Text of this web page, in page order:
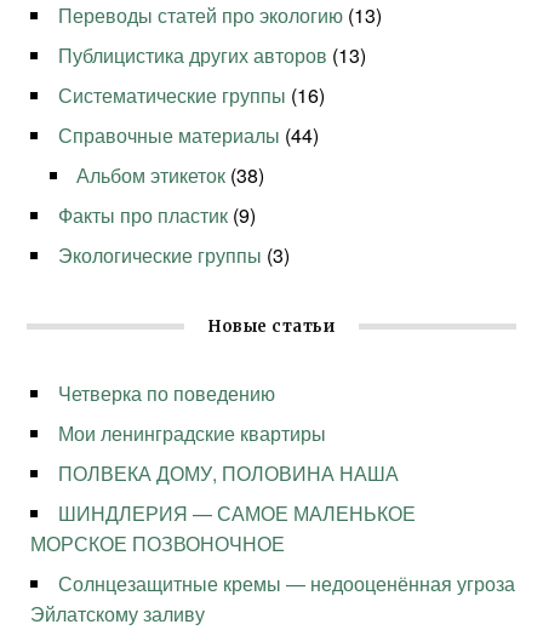
Переводы статей про экологию (13)
Публицистика других авторов (13)
Систематические группы (16)
Справочные материалы (44)
Альбом этикеток (38)
Факты про пластик (9)
Экологические группы (3)
Новые статьи
Четверка по поведению
Мои ленинградские квартиры
ПОЛВЕКА ДОМУ, ПОЛОВИНА НАША
ШИНДЛЕРИЯ — САМОЕ МАЛЕНЬКОЕ
МОРСКОЕ ПОЗВОНОЧНОЕ
Солнцезащитные кремы — недооценённая угроза
Эйлатскому заливу